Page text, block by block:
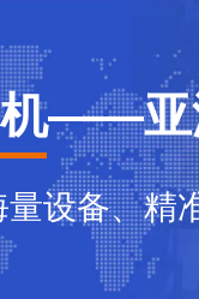
——亚
设备、精